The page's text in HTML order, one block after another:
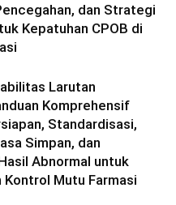
dan Strategi
Kepatuhan CPOB di
Larutan
Komprehensif
Standardisasi,
Simpan, dan
Abnormal untuk
Mutu Farmasi